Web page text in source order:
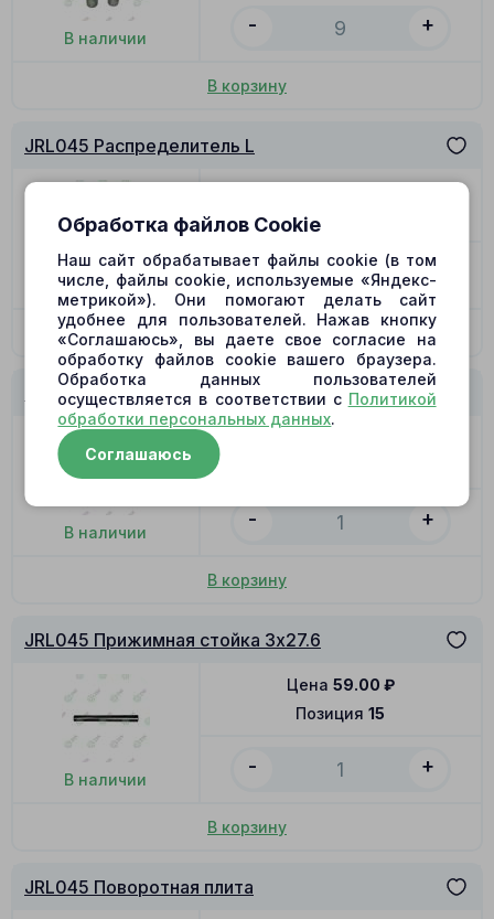
В наличии
- +
В корзину
JRL045 Распределитель L
В наличии
Позиция
- +
В корзину
JRL045 Распределитель R
В наличии
- +
В корзину
JRL045 Прижимная стойка 3x27.6
В наличии
Позиция 15
Цена 59.00 ₽
- +
В корзину
JRL045 Поворотная плита
Обработка файлов Cookie
Наш сайт обрабатывает файлы cookie (в том
числе, файлы cookie, используемые «Яндекс-
метрикой»). Они помогают делать сайт
удобнее для пользователей. Нажав кнопку
«Соглашаюсь», вы даете свое согласие на
обработку файлов cookie вашего браузера.
Обработка данных пользователей
осуществляется в соответствии с Политикой
обработки персональных данных.
Соглашаюсь